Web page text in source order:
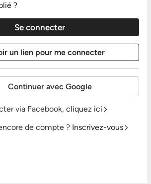
?
Continuer avec Google
via Facebook, cliquez ici
de compte ? Inscrivez-vous